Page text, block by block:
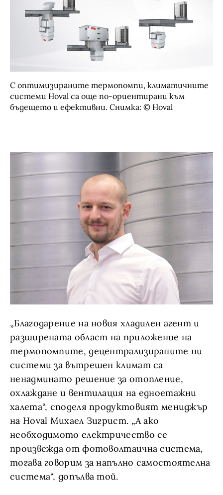
С оптимизираните термопомпи, климатичните
системи Hoval са още по-ориентирани към
бъдещето и ефективни. Снимка: © Hoval
„Благодарение на новия хладилен агент и
разширената област на приложение на
термопомпите, децентрализираните ни
системи за вътрешен климат са
ненадминато решение за отопление,
охлаждане и вентилация на едноетажни
халета“, споделя продуктовият мениджър
на Hoval Михаел Зигрист. „А ако
необходимото електричество се
произвежда от фотоволтаична система,
тогава говорим за напълно самостоятелна
система“, допълва той.